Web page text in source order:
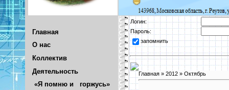
Главная
О нас
Коллектив
Деятельность
«Я помню и горжусь»
Логин:
Пароль:
запомнить
Главная » 2012 » Октябрь